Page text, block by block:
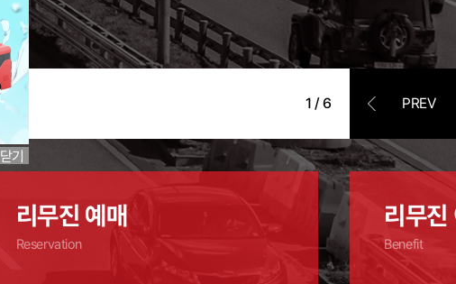
닫기
도심공항리무
1 /6 PREV
리무진 예매
Reservation
리무진
Benefit